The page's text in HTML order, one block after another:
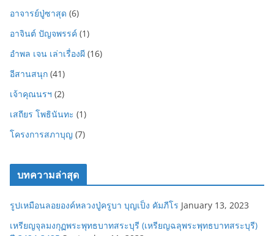
อาจารย์ปู่ซาสุด (6)
อาจินต์ ปัญจพรรค์ (1)
อำพล เจน เล่าเรื่องผี (16)
อีสานสนุก (41)
เจ้าคุณนรฯ (2)
เสถียร โพธินันทะ (1)
โครงการสภาบุญ (7)
บทความล่าสุด
รูปเหมือนลอยองค์หลวงปู่ครูบา บุญเป็ง คัมภีโร January 13, 2023
เหรียญจุลมงกุฏพระพุทธบาทสระบุรี (เหรียญฉลุพระพุทธบาทสระบุรี)